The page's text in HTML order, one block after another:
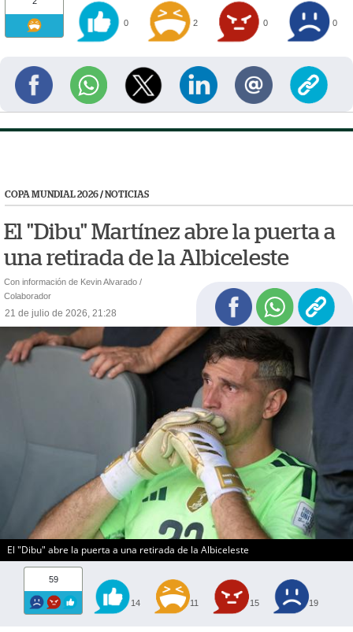
0 2 0 0
COPA MUNDIAL 2026/NOTICIAS
El "Dibu" Martínez abre la puerta a
una retirada de la Albiceleste
Con información de Kevin Alvarado /
Colaborador
21 de julio de 2026, 21:28
El "Dibu" abre la puerta a una retirada de la Albiceleste
59
14 11 15 19